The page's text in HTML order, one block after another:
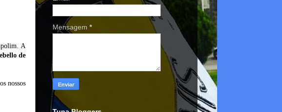
A
de
nossos
Mensagem *